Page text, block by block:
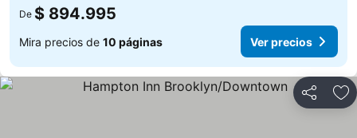
De $ 894.995
Mira precios de 10 páginas Ver precios
Compartir